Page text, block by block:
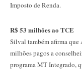
Imposto de Renda.
R$ 53 milhões ao TCE
Silval também afirma que
milhões pagos a
programa MT Integrado,